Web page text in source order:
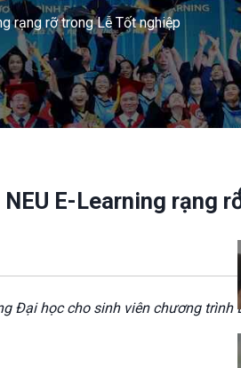
rạng rỡ trong Lễ Tốt nghiệp
E-Learning rạng
học cho sinh viên chương